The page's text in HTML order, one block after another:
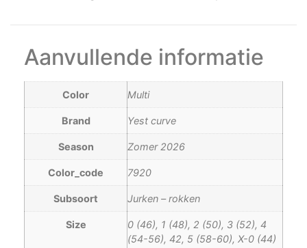
Aanvullende informatie
Color Multi
Brand Yest curve
Season Zomer 2026
Color_code 7920
Subsoort Jurken – rokken
Size
0 (46), 1 (48), 2 (50), 3 (52), 4
(54-56), 42, 5 (58-60), X-0 (44)